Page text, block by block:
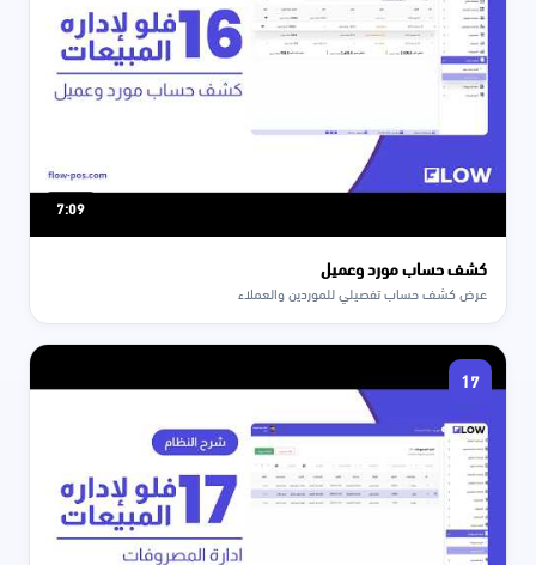
7:09
كشف حساب مورد وعميل
عرض كشف حساب تفصيلي للموردين والعملاء
17